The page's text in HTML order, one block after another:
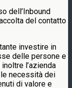
dell’Inbound
del contatto
investire in
delle persone e
l’azienda
necessità dei
di valore e